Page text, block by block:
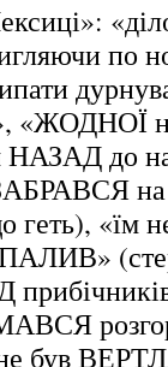
«ЖОДНОЇ
НАЗАД до
на
геть), «їм
був